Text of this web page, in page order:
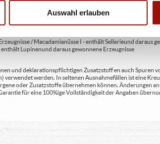
Auswahl erlauben
Getreide / Roggen A3 - enthält
daraus gewonnene Erzeugnisse D - enthält Fische und
Erzeugnisse (einschließlich Laktose) H - enthält
/ Haselnüsse H3 - enthält Schalenfrüchte sowie
Erzeugnisse / Pecannüsse H6 - enthält Schalenfrüchte
/ Macadamianüsse I - enthält Sellerie und daraus
Lupinen und daraus gewonnene Erzeugnisse
und deklarationspflichtigen Zusatzstoff en auch Spuren
werden. In seltenen Ausnahmefällen ist eine
oder Zusatzstoffe übernehmen können. Änderungen
für eine 100%ige Vollständigkeit der Angaben